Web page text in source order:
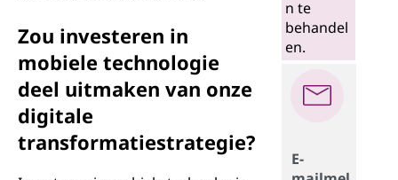
Zou investeren in
mobiele technologie
deel uitmaken van onze
digitale
transformatiestrategie?
n te
behandel
en.
E-